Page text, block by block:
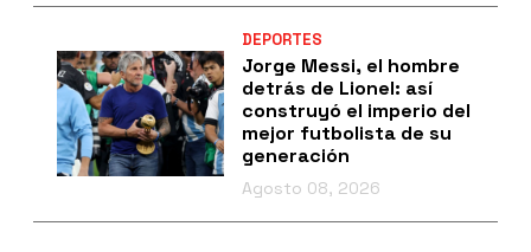
DEPORTES
Jorge Messi, el hombre
detrás de Lionel: así
construyó el imperio del
mejor futbolista de su
generación
Agosto 08, 2026